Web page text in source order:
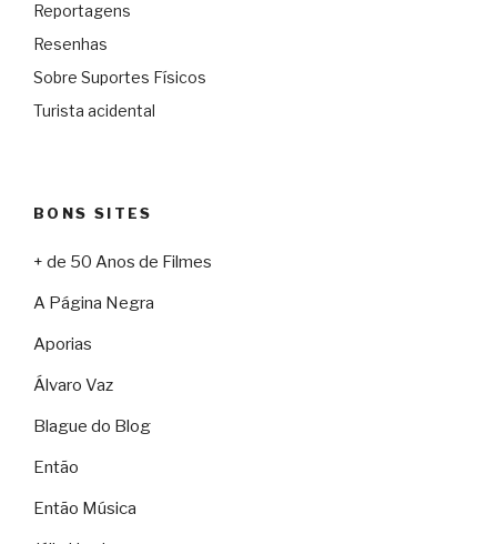
Reportagens
Resenhas
Sobre Suportes Físicos
Turista acidental
BONS SITES
+ de 50 Anos de Filmes
A Página Negra
Aporias
Álvaro Vaz
Blague do Blog
Então
Então Música